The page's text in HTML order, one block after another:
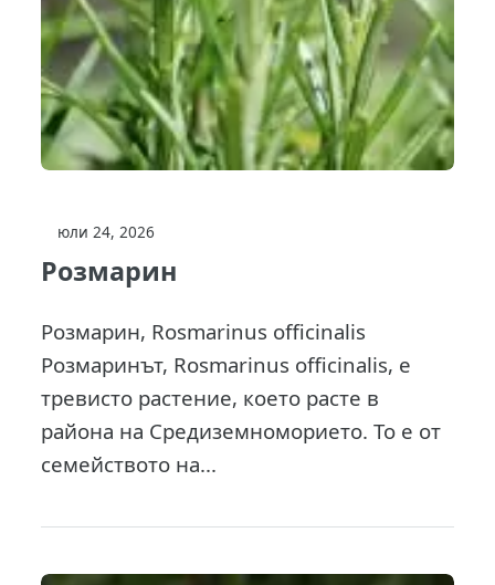
юли 24, 2026
Розмарин
Розмарин, Rosmarinus officinalis
Розмаринът, Rosmarinus officinalis, е
тревисто растение, което расте в
района на Средиземноморието. То е от
семейството на...